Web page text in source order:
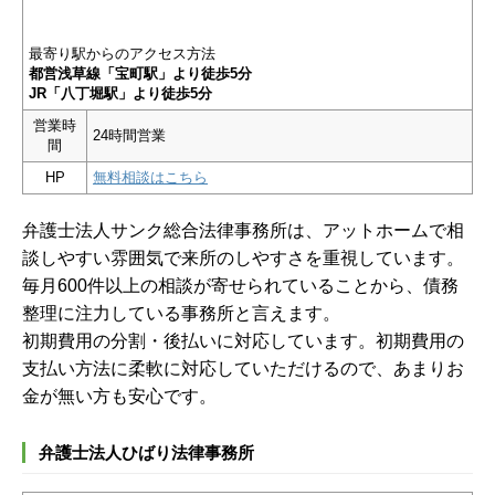
最寄り駅からのアクセス方法
都営浅草線「宝町駅」より徒歩5分
JR「八丁堀駅」より徒歩5分
営業時
間
24時間営業
HP 無料相談はこちら
弁護士法人サンク総合法律事務所は、アットホームで相
談しやすい雰囲気で来所のしやすさを重視しています。
毎月600件以上の相談が寄せられていることから、債務
整理に注力している事務所と言えます。
初期費用の分割・後払いに対応しています。初期費用の
支払い方法に柔軟に対応していただけるので、あまりお
金が無い方も安心です。
弁護士法人ひばり法律事務所